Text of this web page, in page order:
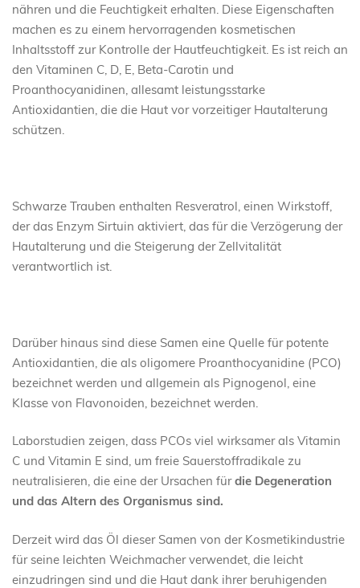
nähren und die Feuchtigkeit erhalten. Diese Eigenschaften
machen es zu einem hervorragenden kosmetischen
Inhaltsstoff zur Kontrolle der Hautfeuchtigkeit. Es ist reich an
den Vitaminen C, D, E, Beta-Carotin und
Proanthocyanidinen, allesamt leistungsstarke
Antioxidantien, die die Haut vor vorzeitiger Hautalterung
schützen.
Schwarze Trauben enthalten Resveratrol, einen Wirkstoff,
der das Enzym Sirtuin aktiviert, das für die Verzögerung der
Hautalterung und die Steigerung der Zellvitalität
verantwortlich ist.
Darüber hinaus sind diese Samen eine Quelle für potente
Antioxidantien, die als oligomere Proanthocyanidine (PCO)
bezeichnet werden und allgemein als Pignogenol, eine
Klasse von Flavonoiden, bezeichnet werden.
Laborstudien zeigen, dass PCOs viel wirksamer als Vitamin
C und Vitamin E sind, um freie Sauerstoffradikale zu
neutralisieren, die eine der Ursachen fürdie Degeneration
und das Altern des Organismus sind.
Derzeit wird das Öl dieser Samen von der Kosmetikindustrie
für seine leichten Weichmacher verwendet, die leicht
einzudringen sind und die Haut dank ihrer beruhigenden